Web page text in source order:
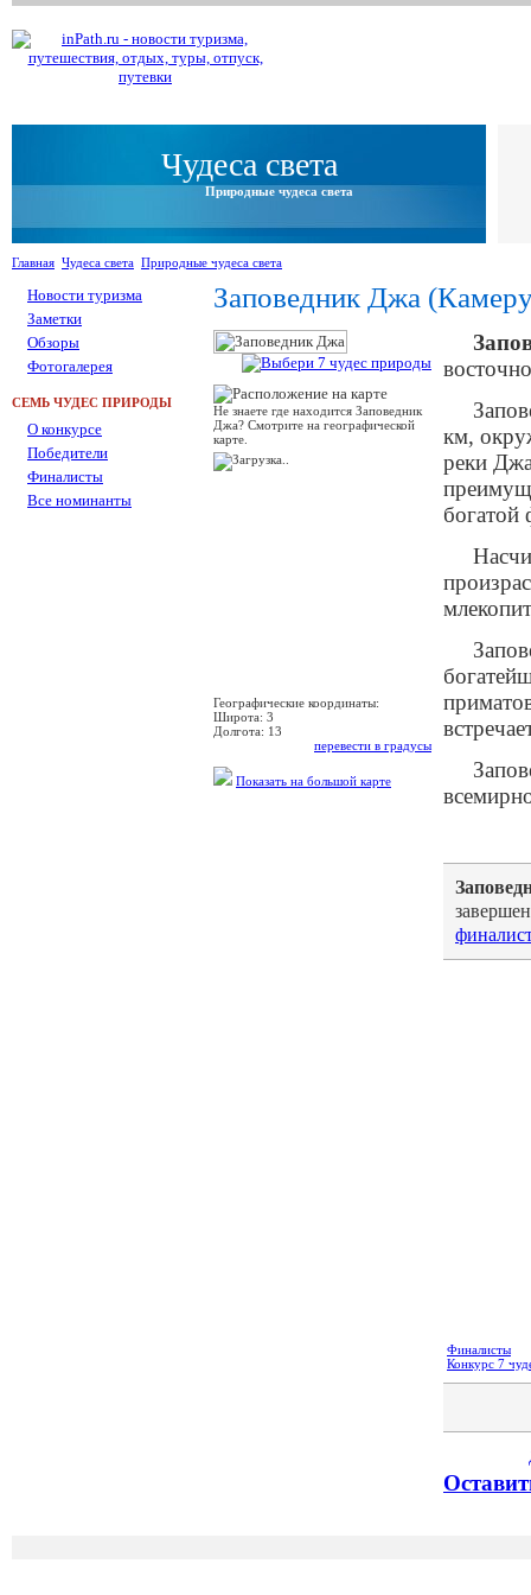
Чудеса света
Природные чудеса света
Главная Чудеса света Природные чудеса света
Новости туризма
Заметки
Обзоры
Фотогалерея
СЕМЬ ЧУДЕС ПРИРОДЫ
О конкурсе
Победители
Финалисты
Все номинанты
Заповедник Джа
Не знаете где находится Заповедник
Джа? Смотрите на географической
карте.
Географические координаты:
Широта: 3
Долгота: 13
перевести в градусы
Показать на большой карте
км,
реки
богатой
Финалисты
Конкурс 7